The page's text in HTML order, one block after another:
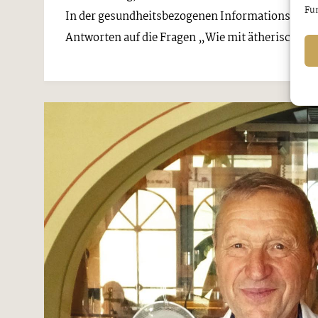
In der gesundheitsbezogenen
Antworten auf die Fragen „Wie mit ätherischen